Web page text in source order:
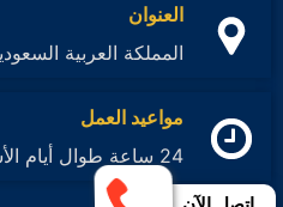
العنوان
المملكة العربية
مواعيد العمل
24 ساعة طوال أيام الأسبوع